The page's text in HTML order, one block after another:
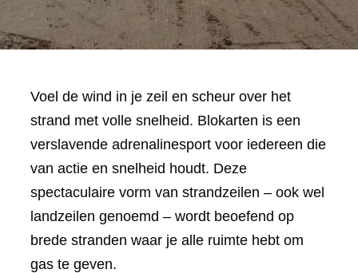
Voel de wind in je zeil en scheur over het
strand met volle snelheid. Blokarten is een
verslavende adrenalinesport voor iedereen die
van actie en snelheid houdt. Deze
spectaculaire vorm van strandzeilen – ook wel
landzeilen genoemd – wordt beoefend op
brede stranden waar je alle ruimte hebt om
gas te geven.